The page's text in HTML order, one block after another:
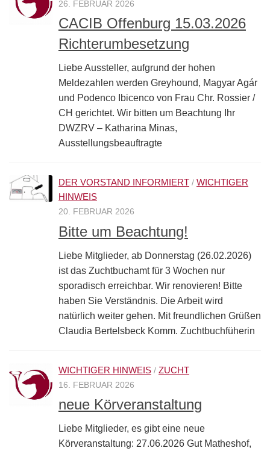
26. FEBRUAR 2026
CACIB Offenburg 15.03.2026
Richterumbesetzung
Liebe Aussteller, aufgrund der hohen
Meldezahlen werden Greyhound, Magyar Agár
und Podenco Ibicenco von Frau Chr. Rossier /
CH gerichtet. Wir bitten um Beachtung Ihr
DWZRV – Katharina Minas,
Ausstellungsbeauftragte
DER VORSTAND INFORMIERT / WICHTIGER
HINWEIS
20. FEBRUAR 2026
Bitte um Beachtung!
Liebe Mitglieder, ab Donnerstag (26.02.2026)
ist das Zuchtbuchamt für 3 Wochen nur
sporadisch erreichbar. Wir renovieren! Bitte
haben Sie Verständnis. Die Arbeit wird
natürlich weiter gehen. Mit freundlichen Grüßen
Claudia Bertelsbeck Komm. Zuchtbuchfüherin
WICHTIGER HINWEIS / ZUCHT
16. FEBRUAR 2026
neue Körveranstaltung
Liebe Mitglieder, es gibt eine neue
Körveranstaltung: 27.06.2026 Gut Matheshof,